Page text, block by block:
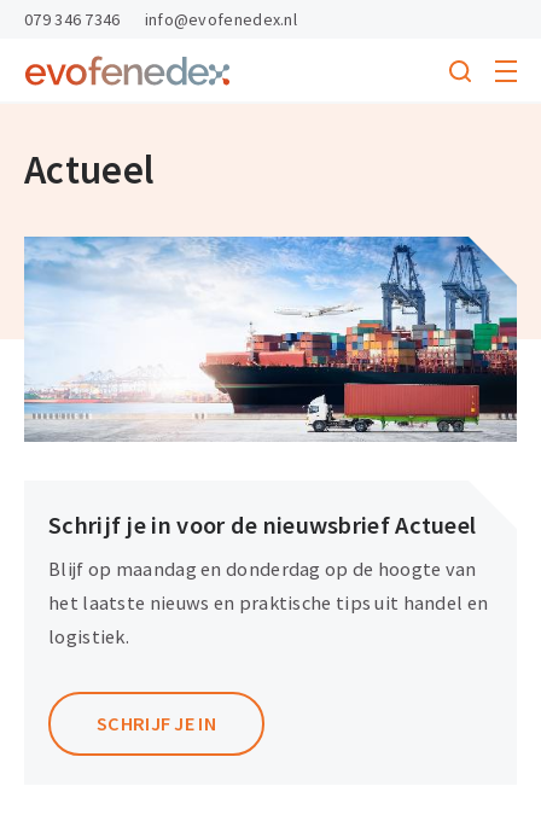
skipToContent
skipToFooter
Return
homepage
Search
menu
079 346 7346 info@evofenedex.nl
Actueel
Schrijf je in voor de nieuwsbrief Actueel
Blijf op maandag en donderdag op de hoogte van
het laatste nieuws en praktische tips uit handel en
logistiek.
SCHRIJF JE IN